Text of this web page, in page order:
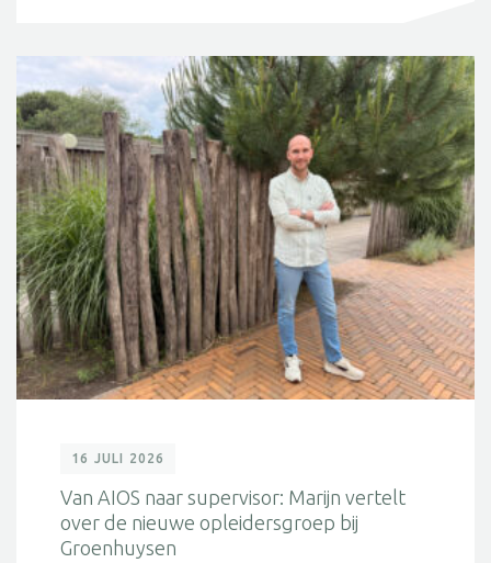
16 JULI 2026
Van AIOS naar supervisor: Marijn vertelt
over de nieuwe opleidersgroep bij
Groenhuysen